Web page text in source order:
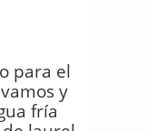
para el
y
fría